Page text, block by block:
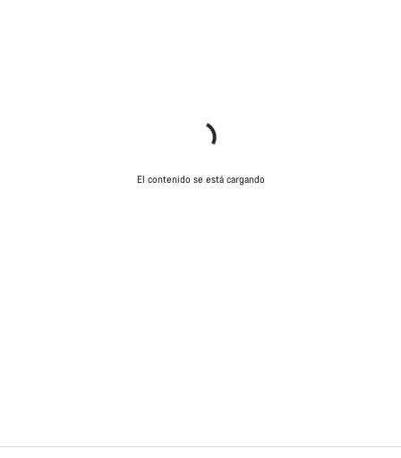
El contenido se está cargando